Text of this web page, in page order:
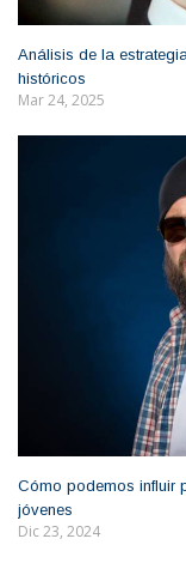
Análisis de la
históricos
Mar 24, 2025
Cómo podemos influir
jóvenes
Dic 23, 2024